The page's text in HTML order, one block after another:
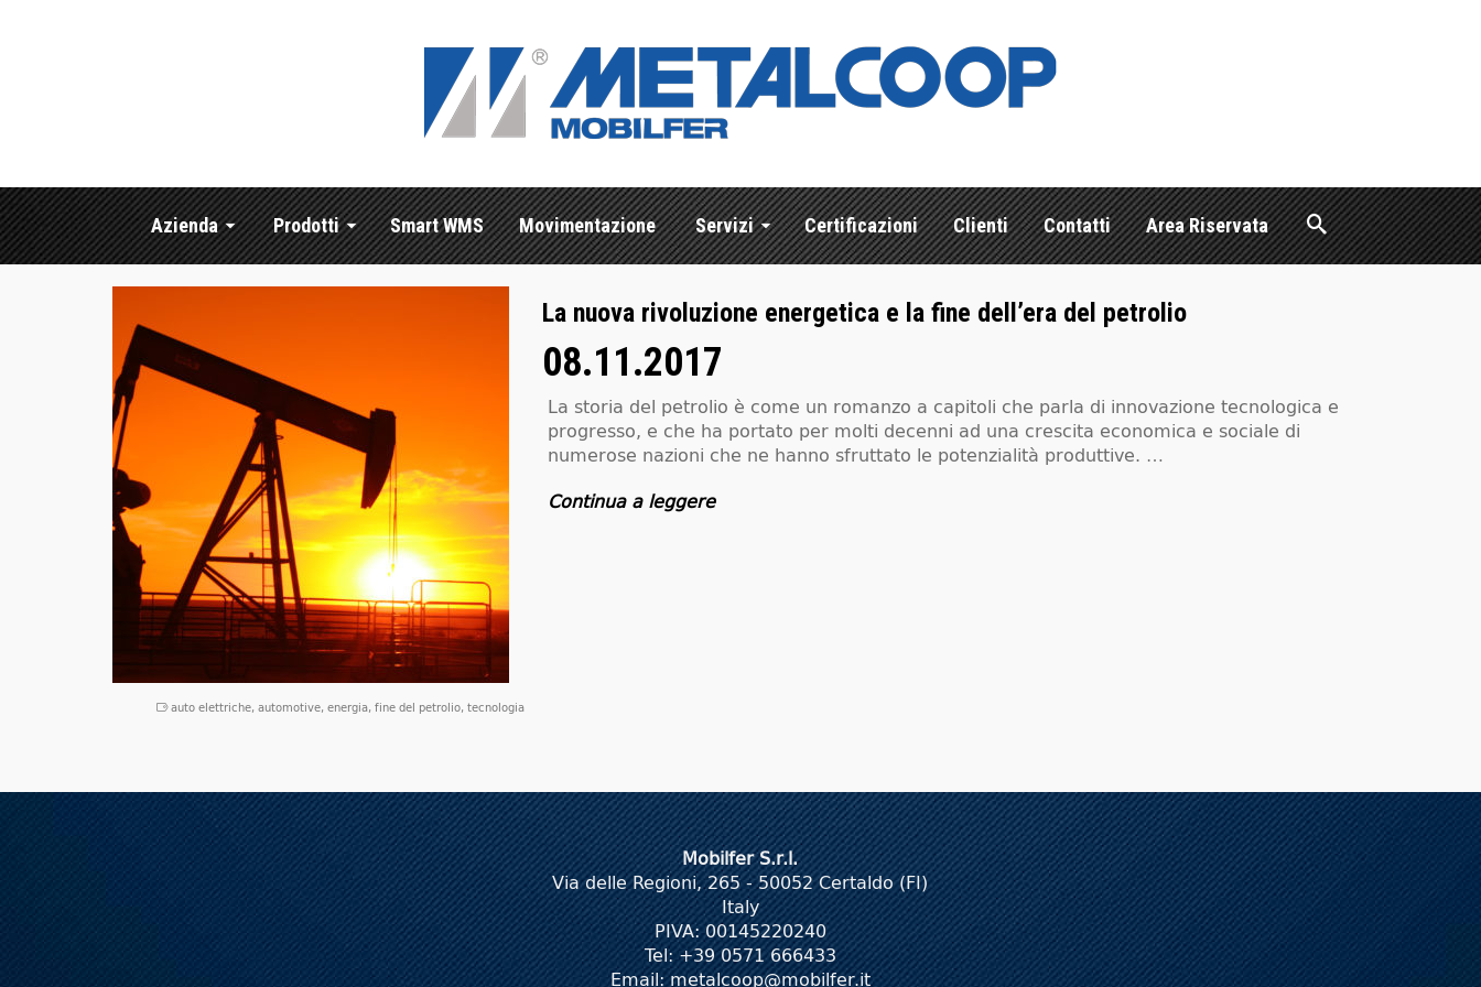
Azienda Prodotti Smart WMS Movimentazione Servizi Certificazioni Clienti Contatti Area Riservata
La nuova rivoluzione energetica e la fine dell’era del petrolio
08.11.2017
La storia del petrolio è come un romanzo a capitoli che parla di innovazione tecnologica e
progresso, e che ha portato per molti decenni ad una crescita economica e sociale di
numerose nazioni che ne hanno sfruttato le potenzialità produttive. …
Continua a leggere
auto elettriche, automotive, energia, fine del petrolio, tecnologia
Mobilfer S.r.l.
Via delle Regioni, 265 - 50052 Certaldo (FI)
Italy
PIVA: 00145220240
Tel: +39 0571 666433
Email:metalcoop@mobilfer.it